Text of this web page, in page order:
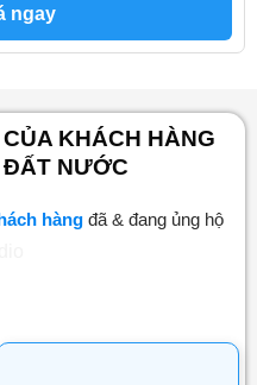
ngay
KHÁCH HÀNG
ĐẤT NƯỚC
hàng đã & đang ủng hộ